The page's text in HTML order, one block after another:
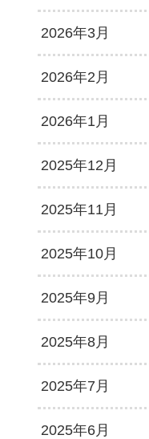
2026年3月
2026年2月
2026年1月
2025年12月
2025年11月
2025年10月
2025年9月
2025年8月
2025年7月
2025年6月